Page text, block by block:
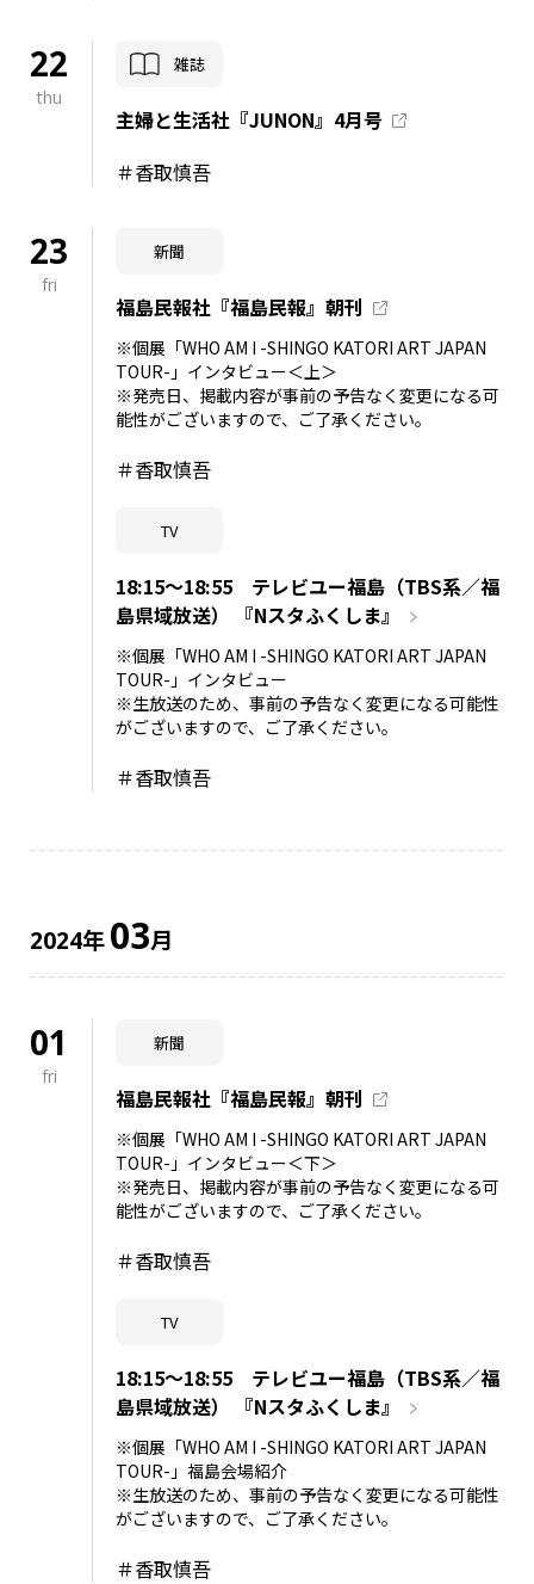
22
thu
雑誌
主婦と生活社『JUNON』4月号
＃香取慎吾
23
fri
新聞
福島民報社『福島民報』朝刊
※個展「WHO AM I -SHINGO KATORI ART JAPAN
TOUR-」インタビュー＜上＞
※発売日、掲載内容が事前の予告なく変更になる可
能性がございますので、ご了承ください。
＃香取慎吾
TV
18:15～18:55 テレビユー福島（TBS系／福
島県域放送） 『Nスタふくしま』
※個展「WHO AM I -SHINGO KATORI ART JAPAN
TOUR-」インタビュー
※生放送のため、事前の予告なく変更になる可能性
がございますので、ご了承ください。
＃香取慎吾
2024年03月
01
fri
新聞
福島民報社『福島民報』朝刊
※個展「WHO AM I -SHINGO KATORI ART JAPAN
TOUR-」インタビュー＜下＞
※発売日、掲載内容が事前の予告なく変更になる可
能性がございますので、ご了承ください。
＃香取慎吾
TV
18:15～18:55 テレビユー福島（TBS系／福
島県域放送） 『Nスタふくしま』
※個展「WHO AM I -SHINGO KATORI ART JAPAN
TOUR-」福島会場紹介
※生放送のため、事前の予告なく変更になる可能性
がございますので、ご了承ください。
＃香取慎吾